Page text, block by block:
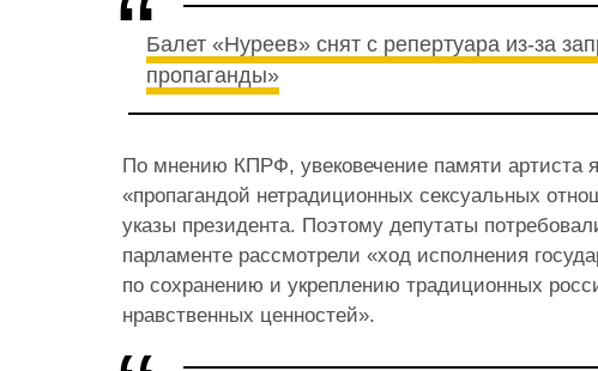
Балет «Нуреев» снят с репертуара из-за
пропаганды»
По мнению КПРФ, увековечение памяти артиста
«пропагандой нетрадиционных сексуальных
указы президента. Поэтому депутаты
парламенте рассмотрели «ход исполнения
по сохранению и укреплению традиционных
нравственных ценностей».